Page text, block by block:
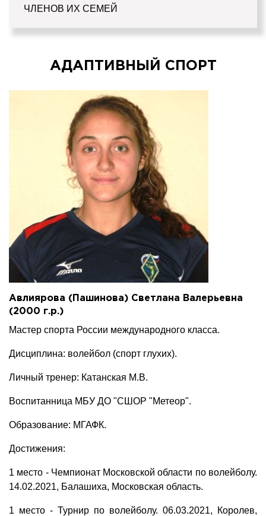
ЧЛЕНОВ ИХ СЕМЕЙ
АДАПТИВНЫЙ СПОРТ
Авлиярова (Пашинова) Светлана Валерьевна
(2000 г.р.)
Мастер спорта России международного класса.
Дисциплина: волейбол (спорт глухих).
Личный тренер: Катанская М.В.
Воспитанница МБУ ДО "СШОР "Метеор".
Образование: МГАФК.
Достижения:
1 место - Чемпионат Московской области по волейболу.
14.02.2021, Балашиха, Московская область.
1 место - Турнир по волейболу. 06.03.2021, Королев,